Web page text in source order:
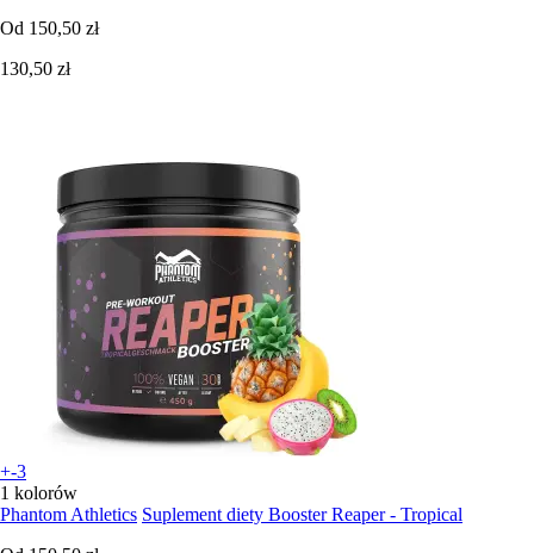
Od 150,50 zł
130,50 zł
+-3
1 kolorów
Phantom Athletics Suplement diety Booster Reaper - Tropical